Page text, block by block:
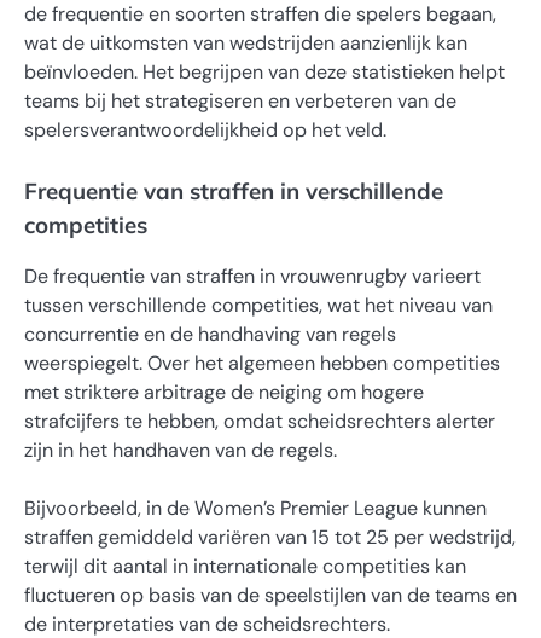
de frequentie en soorten straffen die spelers begaan,
wat de uitkomsten van wedstrijden aanzienlijk kan
beïnvloeden. Het begrijpen van deze statistieken helpt
teams bij het strategiseren en verbeteren van de
spelersverantwoordelijkheid op het veld.
Frequentie van straffen in verschillende
competities
De frequentie van straffen in vrouwenrugby varieert
tussen verschillende competities, wat het niveau van
concurrentie en de handhaving van regels
weerspiegelt. Over het algemeen hebben competities
met striktere arbitrage de neiging om hogere
strafcijfers te hebben, omdat scheidsrechters alerter
zijn in het handhaven van de regels.
Bijvoorbeeld, in de Women’s Premier League kunnen
straffen gemiddeld variëren van 15 tot 25 per wedstrijd,
terwijl dit aantal in internationale competities kan
fluctueren op basis van de speelstijlen van de teams en
de interpretaties van de scheidsrechters.